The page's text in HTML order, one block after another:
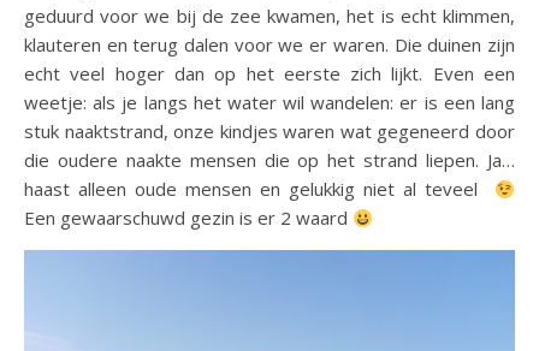
geduurd voor we bij de zee kwamen, het is echt klimmen,
klauteren en terug dalen voor we er waren. Die duinen zijn
echt veel hoger dan op het eerste zich lijkt. Even een
weetje: als je langs het water wil wandelen: er is een lang
stuk naaktstrand, onze kindjes waren wat gegeneerd door
die oudere naakte mensen die op het strand liepen. Ja…
haast alleen oude mensen en gelukkig niet al teveel
Een gewaarschuwd gezin is er 2 waard